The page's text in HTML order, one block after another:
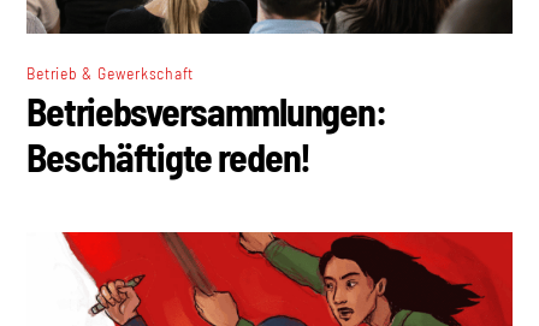
Betrieb & Gewerkschaft
Betriebsversammlungen:
Beschäftigte reden!